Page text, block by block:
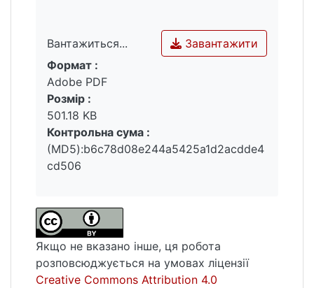
толерантність до невизначеності.
Зроблено висновок про необхідність
розроблення та апробацію програми
вторинної профілактики стресових станів
та підтримки психологічного благополуччя
українських жінок у вимушеній міграції.
Вантажиться...
Вантажиться...
Завантажити
Формат :
Adobe PDF
Розмір :
501.18 KB
Контрольна сума :
(MD5):b6c78d08e244a5425a1d2acdde4
cd506
Якщо не вказано інше, ця робота
розповсюджується на умовах ліцензії
Creative Commons Attribution 4.0